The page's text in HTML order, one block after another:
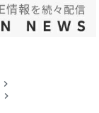
navigate_next
navigate_next